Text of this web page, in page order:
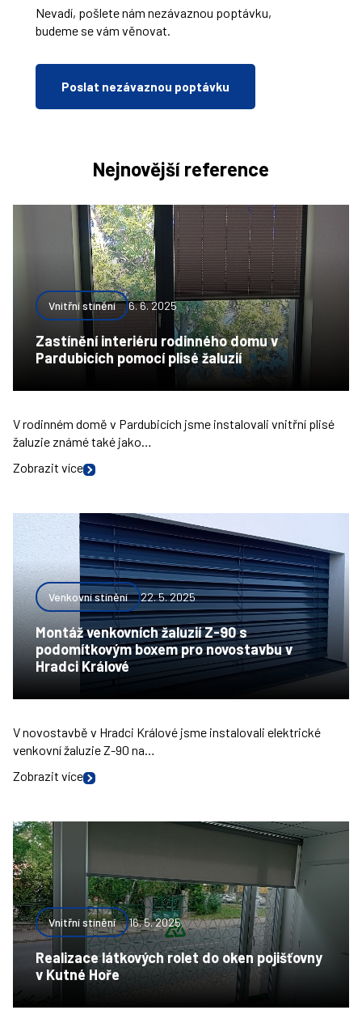
Nevadí, pošlete nám nezávaznou poptávku,
budeme se vám věnovat.
Poslat nezávaznou poptávku
Nejnovější reference
Vnitřní stínění 6. 6. 2025
Zastínění interiéru rodinného domu v
Pardubicích pomocí plisé žaluzií
V rodinném domě v Pardubicích jsme instalovali vnitřní plisé
žaluzie známé také jako…
Zobrazit více
Venkovní stínění 22. 5. 2025
Montáž venkovních žaluzií Z-90 s
podomítkovým boxem pro novostavbu v
Hradci Králové
V novostavbě v Hradci Králové jsme instalovali elektrické
venkovní žaluzie Z-90 na…
Zobrazit více
Vnitřní stínění 16. 5. 2025
Realizace látkových rolet do oken pojišťovny
v Kutné Hoře